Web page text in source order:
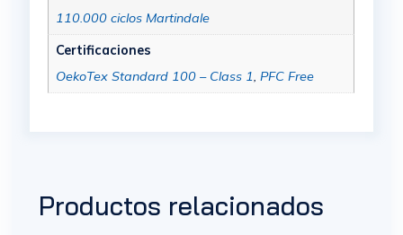
110.000 ciclos Martindale
Certificaciones
OekoTex Standard 100 – Class 1, PFC Free
Productos relacionados